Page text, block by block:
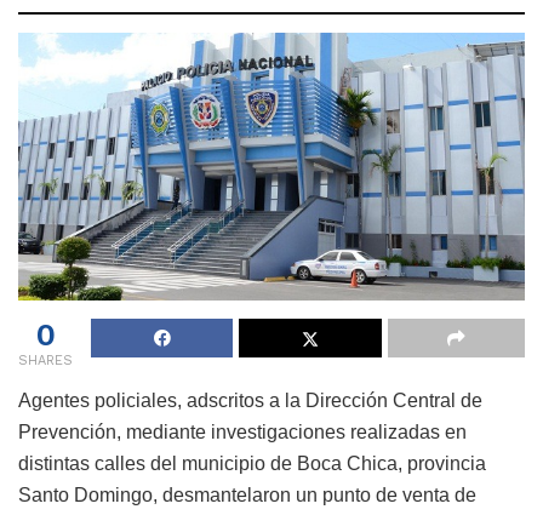
0
SHARES
Agentes policiales, adscritos a la Dirección Central de
Prevención, mediante investigaciones realizadas en
distintas calles del municipio de Boca Chica, provincia
Santo Domingo, desmantelaron un punto de venta de